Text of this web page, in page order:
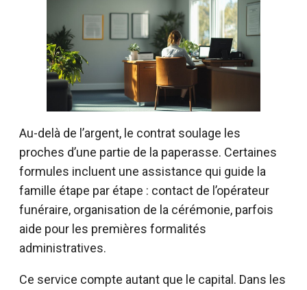
Au-delà de l’argent, le contrat soulage les
proches d’une partie de la paperasse. Certaines
formules incluent une assistance qui guide la
famille étape par étape : contact de l’opérateur
funéraire, organisation de la cérémonie, parfois
aide pour les premières formalités
administratives.
Ce service compte autant que le capital. Dans les